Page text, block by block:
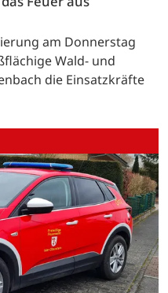
am Donnerstag
Wald- und
die Einsatzkräfte